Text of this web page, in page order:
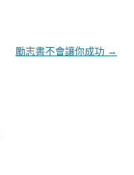
勵志書不會讓你成功 →